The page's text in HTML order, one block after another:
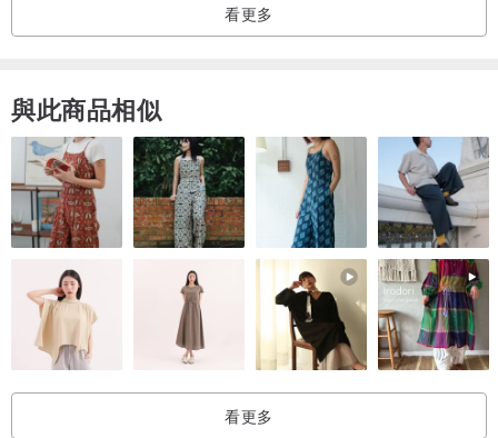
退換貨需自付運費75元，請保持商品完整度若退換商品狀態無法整新
看更多
與此商品相似
看更多